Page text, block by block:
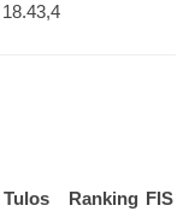
18.43,4
Tulos Ranking FIS